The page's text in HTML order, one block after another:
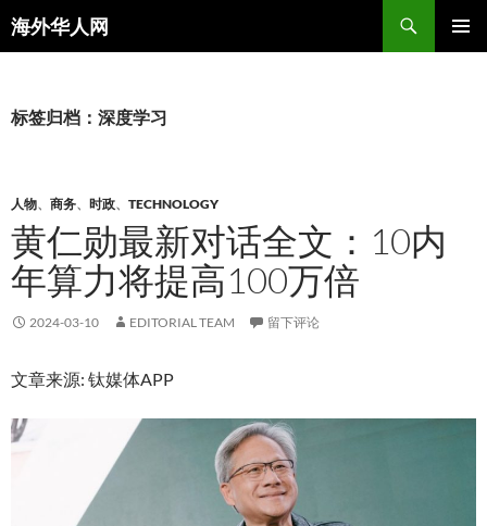
海外华人网
搜
索
文
标签归档：深度学习
人物、 商务、 时政、 TECHNOLOGY
黄仁勋最新对话全文：10内
年算力将提高100万倍
2024-03-10 EDITORIAL TEAM 留下评论
文章来源: 钛媒体APP